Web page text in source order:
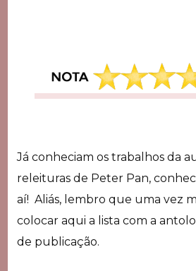
Já conheciam os trabalhos da
releituras de Peter Pan,
aí! Aliás, lembro que uma vez
colocar aqui a lista com a
de publicação.